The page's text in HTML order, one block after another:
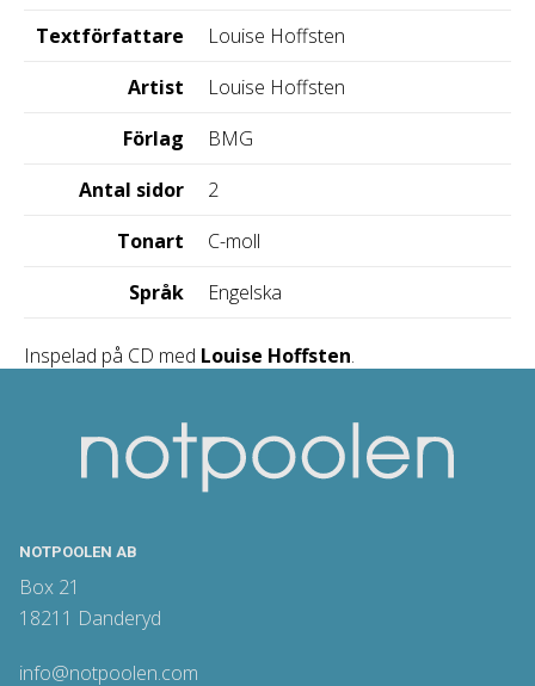
Textförfattare
Louise Hoffsten
Artist
Louise Hoffsten
Förlag
BMG
Antal sidor
2
Tonart
C-moll
Språk
Engelska
Inspelad på CD med Louise Hoffsten.
NOTPOOLEN AB
Box 21
18211 Danderyd
info@notpoolen.com